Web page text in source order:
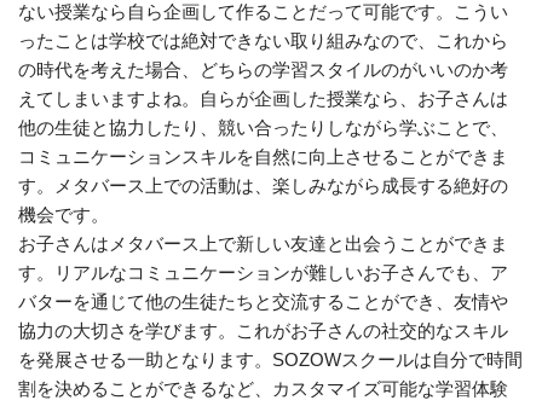
ない授業なら自ら企画して作ることだって可能です。こうい
ったことは学校では絶対できない取り組みなので、これから
の時代を考えた場合、どちらの学習スタイルのがいいのか考
えてしまいますよね。自らが企画した授業なら、お子さんは
他の生徒と協力したり、競い合ったりしながら学ぶことで、
コミュニケーションスキルを自然に向上させることができま
す。メタバース上での活動は、楽しみながら成長する絶好の
機会です。
お子さんはメタバース上で新しい友達と出会うことができま
す。リアルなコミュニケーションが難しいお子さんでも、ア
バターを通じて他の生徒たちと交流することができ、友情や
協力の大切さを学びます。これがお子さんの社交的なスキル
を発展させる一助となります。SOZOWスクールは自分で時間
割を決めることができるなど、カスタマイズ可能な学習体験